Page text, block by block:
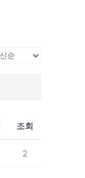
조회
2